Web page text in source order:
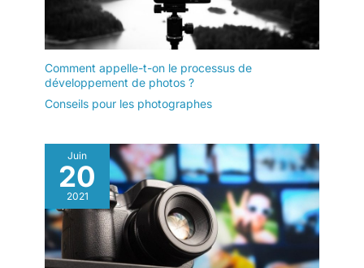
Comment appelle-t-on le processus de
développement de photos ?
Conseils pour les photographes
Juin
20
2021